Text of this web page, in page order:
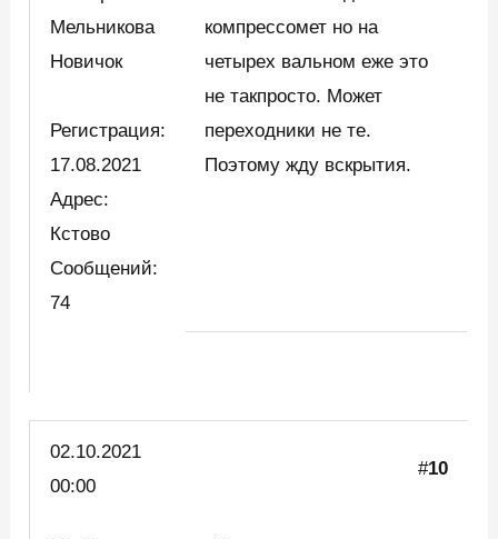
Мельникова
Новичок
Регистрация:
17.08.2021
Адрес:
Кстово
Сообщений:
74
компрессомет но на
четырех вальном еже это
не такпросто. Может
переходники не те.
Поэтому жду вскрытия.
02.10.2021
00:00
#10